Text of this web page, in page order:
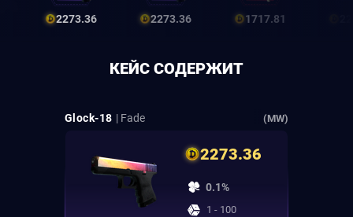
2273.36 2273.36 1717.81
КЕЙС СОДЕРЖИТ
Glock-18 | Fade (MW)
2273.36
0.1%
1 - 100